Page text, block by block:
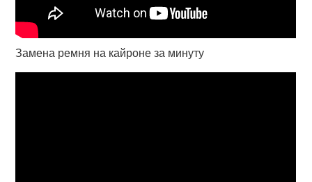
Замена ремня на кайроне за минуту